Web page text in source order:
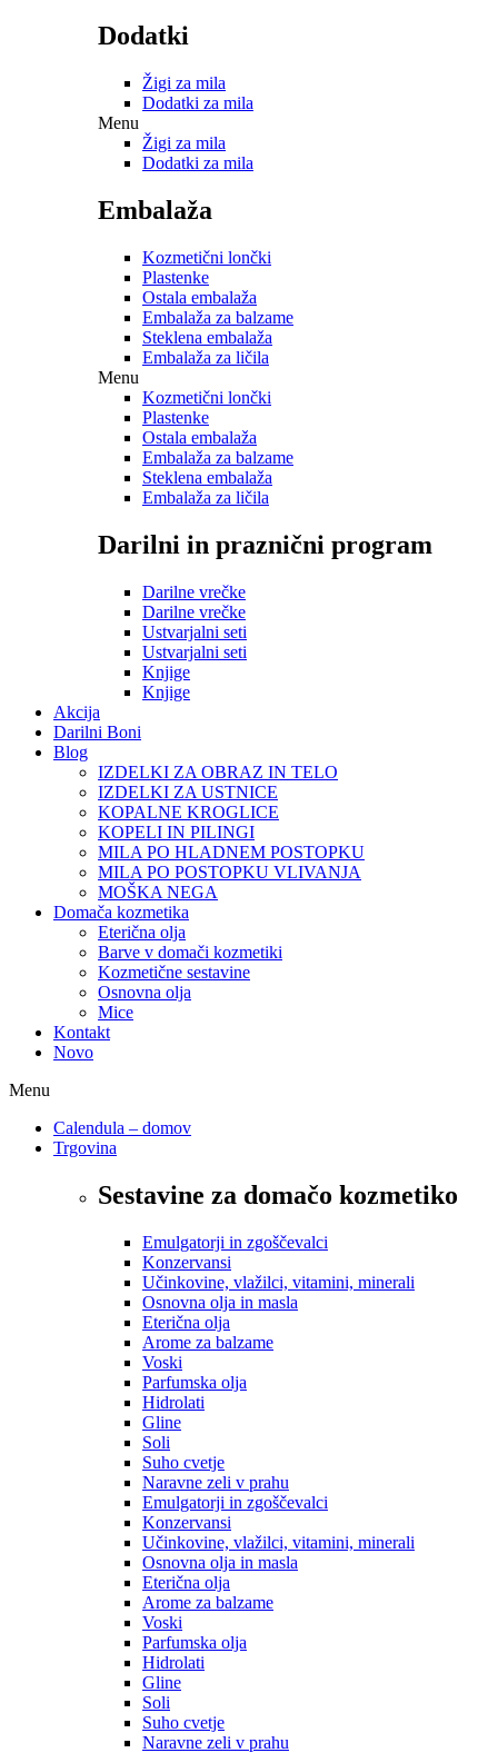
Dodatki
Žigi za mila
Dodatki za mila
Menu
Žigi za mila
Dodatki za mila
Embalaža
Kozmetični lončki
Plastenke
Ostala embalaža
Embalaža za balzame
Steklena embalaža
Embalaža za ličila
Menu
Kozmetični lončki
Plastenke
Ostala embalaža
Embalaža za balzame
Steklena embalaža
Embalaža za ličila
Darilni in praznični program
Darilne vrečke
Darilne vrečke
Ustvarjalni seti
Ustvarjalni seti
Knjige
Knjige
Akcija
Darilni Boni
Blog
IZDELKI ZA OBRAZ IN TELO
IZDELKI ZA USTNICE
KOPALNE KROGLICE
KOPELI IN PILINGI
MILA PO HLADNEM POSTOPKU
MILA PO POSTOPKU VLIVANJA
MOŠKA NEGA
Domača kozmetika
Eterična olja
Barve v domači kozmetiki
Kozmetične sestavine
Osnovna olja
Mice
Kontakt
Novo
Menu
Calendula – domov
Trgovina
Sestavine za domačo kozmetiko
Emulgatorji in zgoščevalci
Konzervansi
Učinkovine, vlažilci, vitamini, minerali
Osnovna olja in masla
Eterična olja
Arome za balzame
Voski
Parfumska olja
Hidrolati
Gline
Soli
Suho cvetje
Naravne zeli v prahu
Emulgatorji in zgoščevalci
Konzervansi
Učinkovine, vlažilci, vitamini, minerali
Osnovna olja in masla
Eterična olja
Arome za balzame
Voski
Parfumska olja
Hidrolati
Gline
Soli
Suho cvetje
Naravne zeli v prahu